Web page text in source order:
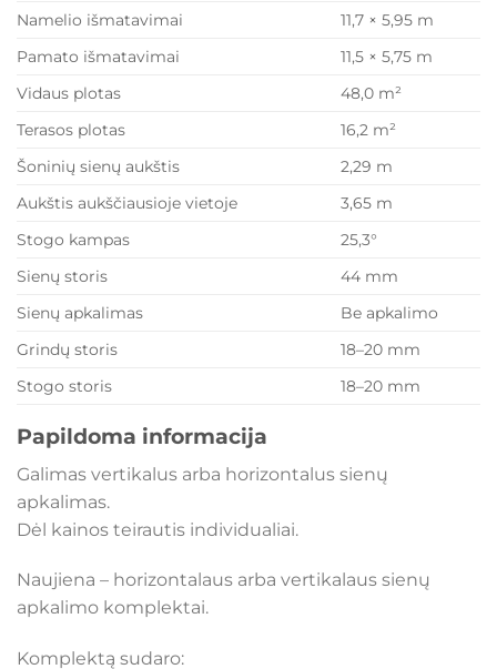
Namelio išmatavimai
11,7 × 5,95 m
Pamato išmatavimai
11,5 × 5,75 m
Vidaus plotas
48,0 m²
Terasos plotas
16,2 m²
Šoninių sienų aukštis
2,29 m
Aukštis aukščiausioje vietoje
3,65 m
Stogo kampas
25,3°
Sienų storis
44 mm
Sienų apkalimas
Be apkalimo
Grindų storis
18–20 mm
Stogo storis
18–20 mm
Papildoma informacija
Galimas vertikalus arba horizontalus sienų
apkalimas.
Dėl kainos teirautis individualiai.
Naujiena – horizontalaus arba vertikalaus sienų
apkalimo komplektai.
Komplektą sudaro: